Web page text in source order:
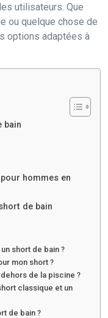
utilisateurs. Que
ou quelque chose de
options adaptées à
bain
hommes en
de bain
short de bain ?
mon short ?
de la piscine ?
classique et un
de bain ?